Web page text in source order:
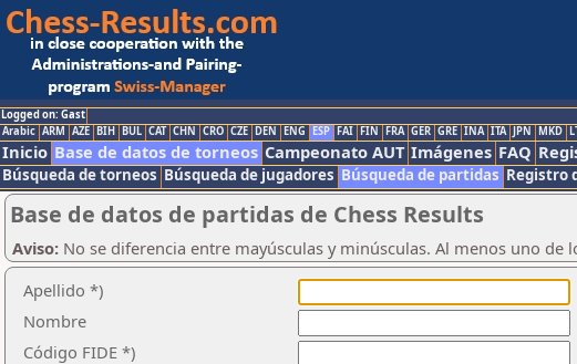
Logged on: Gast
Arabic ARM AZE BIH BUL CAT CHN CRO CZE DEN ENG ESP FAI FIN FRA GER GRE INA ITA JPN MKD
Inicio Base de datos de torneos Campeonato AUT Imágenes FAQ
Búsqueda de torneos Búsqueda de jugadores Búsqueda de partidas Registro
Base de datos de partidas de Chess Results
Aviso: No se diferencia entre mayúsculas y minúsculas. Al menos uno
Apellido *)
Nombre
Código FIDE *)